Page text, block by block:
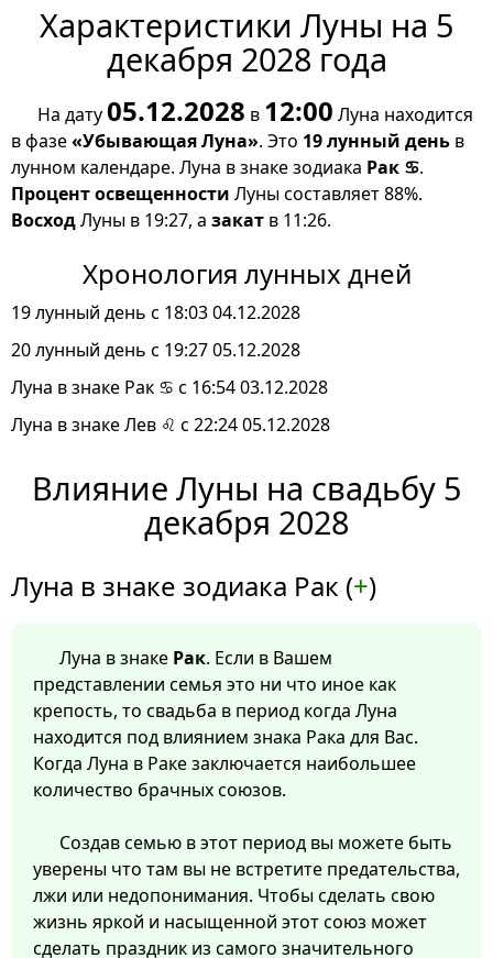
Характеристики Луны на 5
декабря 2028 года
На дату05.12.2028 в 12:00 Луна находится
в фазе«Убывающая Луна». Это 19 лунный день в
лунном календаре. Луна в знаке зодиака Рак ♋.
Процент освещенности Луны составляет 88%.
ВосходЛуны в 19:27, а закат в 11:26.
Хронология лунных дней
19 лунный день с 18:03 04.12.2028
20 лунный день с 19:27 05.12.2028
Луна в знаке Рак ♋ с 16:54 03.12.2028
Луна в знаке Лев ♌ с 22:24 05.12.2028
Влияние Луны на свадьбу 5
декабря 2028
Луна в знаке зодиака Рак (+)
Луна в знаке Рак. Если в Вашем
представлении семья это ни что иное как
крепость, то свадьба в период когда Луна
находится под влиянием знака Рака для Вас.
Когда Луна в Раке заключается наибольшее
количество брачных союзов.
Создав семью в этот период вы можете быть
уверены что там вы не встретите предательства,
лжи или недопонимания. Чтобы сделать свою
жизнь яркой и насыщенной этот союз может
сделать праздник из самого значительного